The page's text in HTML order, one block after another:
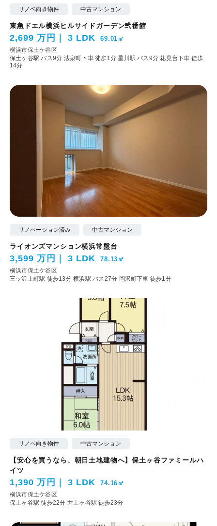
リノベ向き物件 中古マンション
東急ドエル横浜ヒルサイドガーデン弐番館
2,699 万円 3 LDK 69.01㎡
横浜市保土ケ谷区
保土ヶ谷駅 バス9分 法泉町下車 徒歩1分星川駅 バス9分 花見台下車 徒歩
14分
リノベーション済み 中古マンション
ライオンズマンション横浜常盤台
3,599 万円 3 LDK 78.13㎡
横浜市保土ケ谷区
三ッ沢上町駅 徒歩13分横浜駅 バス27分 岡沢町下車 徒歩1分
リノベ向き物件 中古マンション
【安心を買うなら、朝日土地建物へ】保土ヶ谷ファミールハ
イツ
1,390 万円 3 LDK 74.16㎡
横浜市保土ケ谷区
保土ヶ谷駅 徒歩22分 井土ヶ谷駅 徒歩23分